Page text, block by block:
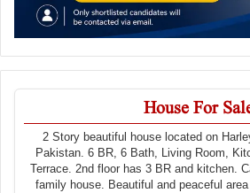
House For
2 Story beautiful house located on
Pakistan. 6 BR, 6 Bath, Living Room,
Terrace. 2nd floor has 3 BR and kitchen.
family house. Beautiful and peaceful